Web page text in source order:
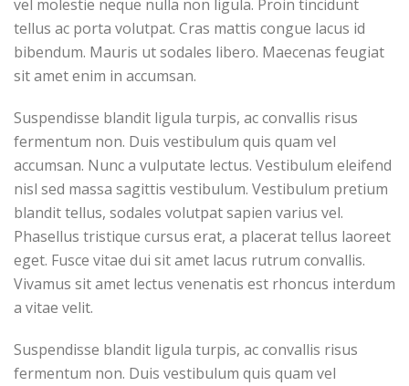
vel molestie neque nulla non ligula. Proin tincidunt
tellus ac porta volutpat. Cras mattis congue lacus id
bibendum. Mauris ut sodales libero. Maecenas feugiat
sit amet enim in accumsan.
Suspendisse blandit ligula turpis, ac convallis risus
fermentum non. Duis vestibulum quis quam vel
accumsan. Nunc a vulputate lectus. Vestibulum eleifend
nisl sed massa sagittis vestibulum. Vestibulum pretium
blandit tellus, sodales volutpat sapien varius vel.
Phasellus tristique cursus erat, a placerat tellus laoreet
eget. Fusce vitae dui sit amet lacus rutrum convallis.
Vivamus sit amet lectus venenatis est rhoncus interdum
a vitae velit.
Suspendisse blandit ligula turpis, ac convallis risus
fermentum non. Duis vestibulum quis quam vel